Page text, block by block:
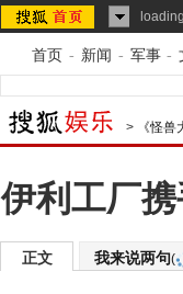
首页 - 新闻 - 军事 -
> 《怪兽
伊利工厂
正文 我来说两句(